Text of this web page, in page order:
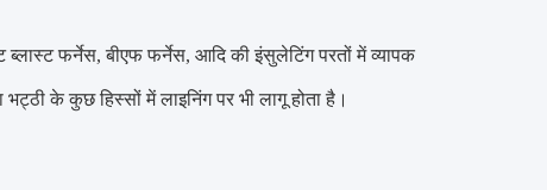
फर्नेस, बीएफ फर्नेस, आदि की इंसुलेटिंग परतों में व्यापक
के कुछ हिस्सों में लाइनिंग पर भी लागू होता है।